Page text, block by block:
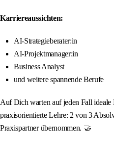
Karriereaussichten:
AI-Strategieberater:in
AI-Projektmanager:in
Business Analyst
und weitere spannende Berufe
Auf Dich warten auf jeden Fall ideale
praxisorientierte Lehre: 2 von 3
Praxispartner übernommen. 🤝